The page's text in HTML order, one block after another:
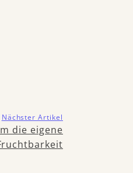
Nächster Artikel
die eigene